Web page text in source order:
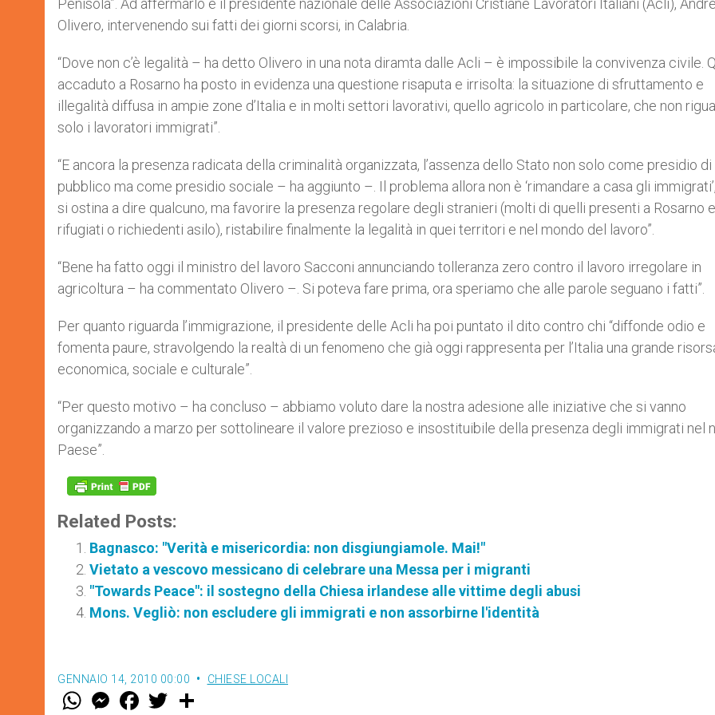
Penisola”. Ad affermarlo è il presidente nazionale delle Associazioni Cristiane Lavoratori Italiani (Acli),
Olivero, intervenendo sui fatti dei giorni scorsi, in Calabria.
“Dove non c’è legalità – ha detto Olivero in una nota diramta dalle Acli – è impossibile la convivenza civile.
accaduto a Rosarno ha posto in evidenza una questione risaputa e irrisolta: la situazione di sfruttamento e
illegalità diffusa in ampie zone d’Italia e in molti settori lavorativi, quello agricolo in particolare, che non
solo i lavoratori immigrati”.
“E ancora la presenza radicata della criminalità organizzata, l’assenza dello Stato non solo come presidio
pubblico ma come presidio sociale – ha aggiunto –. Il problema allora non è ‘rimandare a casa gli
si ostina a dire qualcuno, ma favorire la presenza regolare degli stranieri (molti di quelli presenti a Rosarno
rifugiati o richiedenti asilo), ristabilire finalmente la legalità in quei territori e nel mondo del lavoro”.
“Bene ha fatto oggi il ministro del lavoro Sacconi annunciando tolleranza zero contro il lavoro irregolare in
agricoltura – ha commentato Olivero –. Si poteva fare prima, ora speriamo che alle parole seguano i fatti”.
Per quanto riguarda l’immigrazione, il presidente delle Acli ha poi puntato il dito contro chi “diffonde odio e
fomenta paure, stravolgendo la realtà di un fenomeno che già oggi rappresenta per l’Italia una grande
economica, sociale e culturale”.
“Per questo motivo – ha concluso – abbiamo voluto dare la nostra adesione alle iniziative che si vanno
organizzando a marzo per sottolineare il valore prezioso e insostituibile della presenza degli immigrati nel
Paese”.
Related Posts:
Bagnasco: "Verità e misericordia: non disgiungiamole. Mai!"
Vietato a vescovo messicano di celebrare una Messa per i migranti
"Towards Peace": il sostegno della Chiesa irlandese alle vittime degli abusi
Mons. Vegliò: non escludere gli immigrati e non assorbirne l'identità
GENNAIO 14, 2010 00:00 CHIESE LOCALI
W M
e
F
a w